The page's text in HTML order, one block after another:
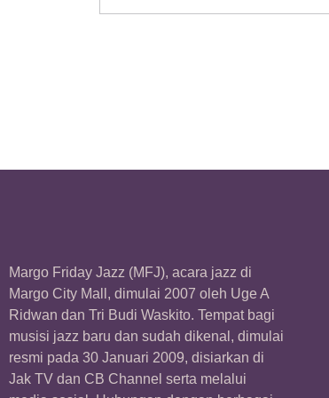
Margo Friday Jazz (MFJ), acara jazz di
Margo City Mall, dimulai 2007 oleh Uge A
Ridwan dan Tri Budi Waskito. Tempat bagi
musisi jazz baru dan sudah dikenal, dimulai
resmi pada 30 Januari 2009, disiarkan di
Jak TV dan CB Channel serta melalui